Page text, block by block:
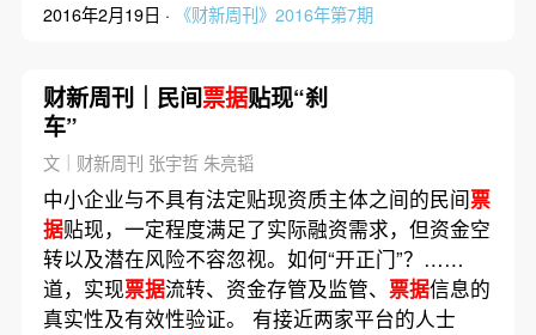
2016年2月19日 · 《财新周刊》2016年第7期
财新周刊｜民间票据贴现“刹
车”
文｜财新周刊 张宇哲 朱亮韬
中小企业与不具有法定贴现资质主体之间的民间票
据贴现，一定程度满足了实际融资需求，但资金空
转以及潜在风险不容忽视。如何“开正门”？……
道，实现票据流转、资金存管及监管、 票据信息的
真实性及有效性验证。 有接近两家平台的人士